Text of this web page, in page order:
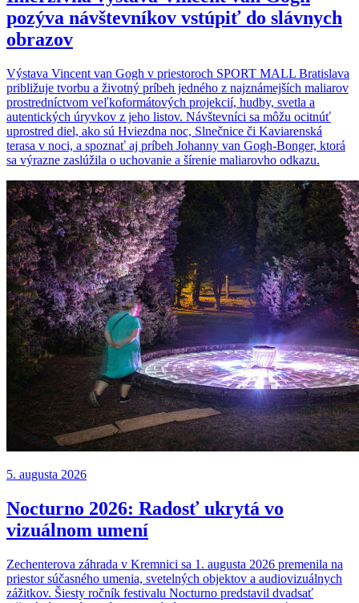
pozýva návštevníkov vstúpiť do slávnych
obrazov
Výstava Vincent van Gogh v priestoroch SPORT MALL Bratislava
približuje tvorbu a životný príbeh jedného z najznámejších maliarov
prostredníctvom veľkoformátových projekcií, hudby, svetla a
autentických úryvkov z jeho listov. Návštevníci sa môžu ocitnúť
uprostred diel, ako sú Hviezdna noc, Slnečnice či Kaviarenská
terasa v noci, a spoznať aj príbeh Johanny van Gogh-Bonger, ktorá
sa výrazne zaslúžila o uchovanie a šírenie maliarovho odkazu.
5. augusta 2026
Nocturno 2026: Radosť ukrytá vo
vizuálnom umení
Zechenterova záhrada v Kremnici sa 1. augusta 2026 premenila na
priestor súčasného umenia, svetelných objektov a audiovizuálnych
zážitkov. Šiesty ročník festivalu Nocturno predstavil dvadsať